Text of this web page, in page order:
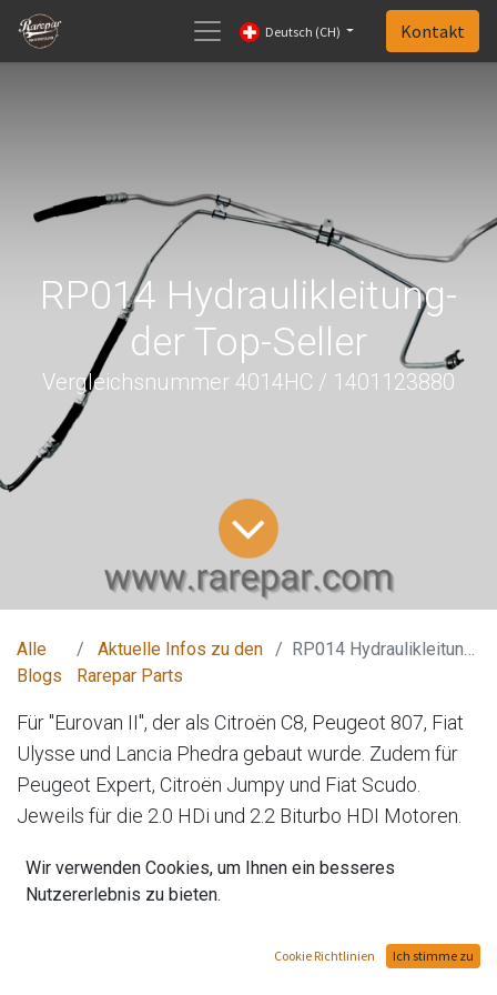
Deutsch (CH) Kontakt
RP014 Hydraulikleitung-
der Top-Seller
Vergleichsnummer 4014HC / 1401123880
Alle
Blogs
Aktuelle Infos zu den
Rarepar Parts
RP014 Hydraulikleitung- der Top-Seller
Für "Eurovan II", der als Citroën C8, Peugeot 807, Fiat
Ulysse und Lancia Phedra gebaut wurde. Zudem für
Peugeot Expert, Citroën Jumpy und Fiat Scudo.
Jeweils für die 2.0 HDi und 2.2 Biturbo HDI Motoren.
inAktuelle Infos zu den Rarepar Parts
Wir verwenden Cookies, um Ihnen ein besseres
Nutzererlebnis zu bieten.
Cookie Richtlinien Ich stimme zu